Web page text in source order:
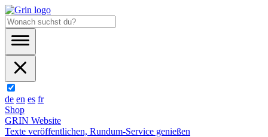
de en es fr
Shop
GRIN Website
Texte veröffentlichen, Rundum-Service genießen